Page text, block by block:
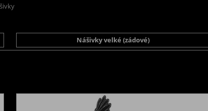
Nášivky velké (zádové)